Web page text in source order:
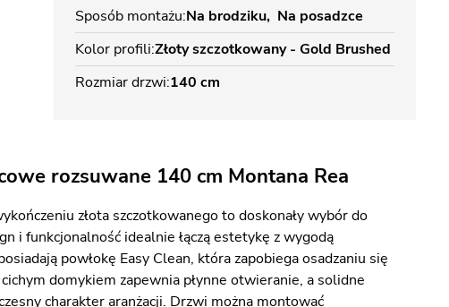
Sposób montażu Na brodziku Na posadzce
Kolor profili Złoty szczotkowany - Gold Brushed
Rozmiar drzwi 140 cm
rozsuwane 140 cm Montana Rea
złota szczotkowanego to doskonały wybór do
i funkcjonalność idealnie łączą estetykę z wygodą
powłokę Easy Clean, która zapobiega osadzaniu się
domykiem zapewnia płynne otwieranie, a solidne
charakter aranżacji. Drzwi można montować